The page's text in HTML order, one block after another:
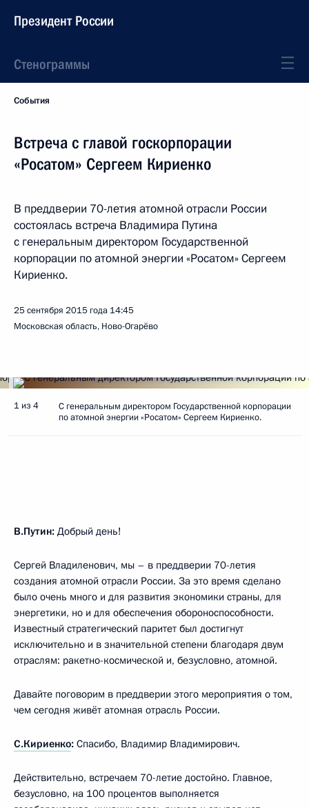
Президент России
Стенограммы
События
Встреча с главой госкорпорации
«Росатом» Сергеем Кириенко
В преддверии 70-летия атомной отрасли России
состоялась встреча Владимира Путина
с генеральным директором Государственной
корпорации по атомной энергии «Росатом» Сергеем
Кириенко.
25 сентября 2015 года 14:45
Московская область, Ново-Огарёво
1 из 4
С генеральным директором Государственной корпорации
по атомной энергии «Росатом» Сергеем Кириенко.
В.Путин: Добрый день!
Сергей Владиленович, мы – в преддверии 70-летия
создания атомной отрасли России. За это время сделано
было очень много и для развития экономики страны, для
энергетики, но и для обеспечения обороноспособности.
Известный стратегический паритет был достигнут
исключительно и в значительной степени благодаря двум
отраслям: ракетно-космической и, безусловно, атомной.
Давайте поговорим в преддверии этого мероприятия о том,
чем сегодня живёт атомная отрасль России.
С.Кириенко: Спасибо, Владимир Владимирович.
Действительно, встречаем 70-летие достойно. Главное,
безусловно, на 100 процентов выполняется